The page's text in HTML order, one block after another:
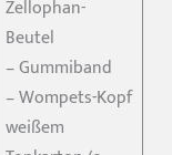
Zellophan-
Beutel
– Gummiband
– Wompets-Kopf
weißem